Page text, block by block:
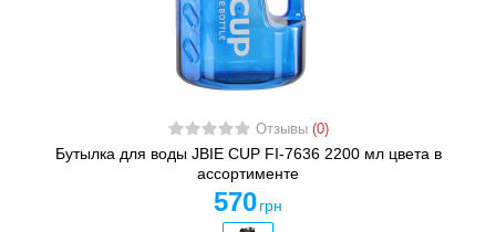
Отзывы (0)
Бутылка для воды JBIE CUP FI-7636 2200 мл цвета в
ассортименте
570 грн